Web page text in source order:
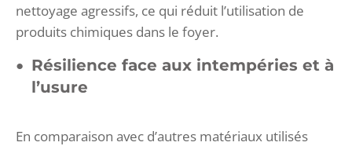
nettoyage agressifs, ce qui réduit l’utilisation de
produits chimiques dans le foyer.
Résilience face aux intempéries et à
l’usure
En comparaison avec d’autres matériaux utilisés